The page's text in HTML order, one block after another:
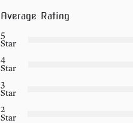
Average Rating
5
Star
4
Star
3
Star
2
Star